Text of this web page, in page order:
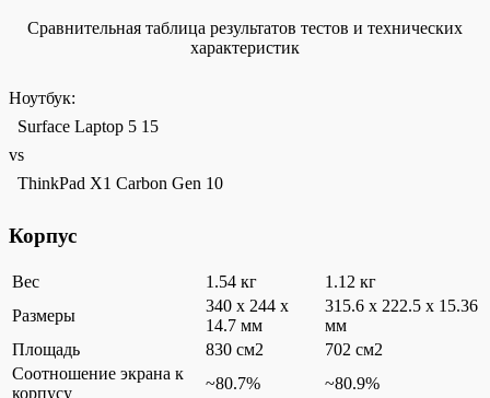
Сравнительная таблица результатов тестов и технических
характеристик
Ноутбук:
Surface Laptop 5 15
vs
ThinkPad X1 Carbon Gen 10
Корпус
Вес 1.54 кг
1.12 кг
Размеры
340 x 244 x
14.7 мм
315.6 x 222.5 x 15.36
мм
Площадь
830 см2
702 см2
Соотношение экрана к
корпусу
~80.7% ~80.9%